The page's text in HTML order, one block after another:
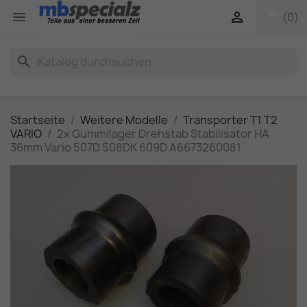
 (0)

search
Startseite Weitere Modelle
Transporter T1 T2
VARIO
2x Gummilager Drehstab Stabilisator HA
36mm Vario 507D 508DK 609D A6673260081